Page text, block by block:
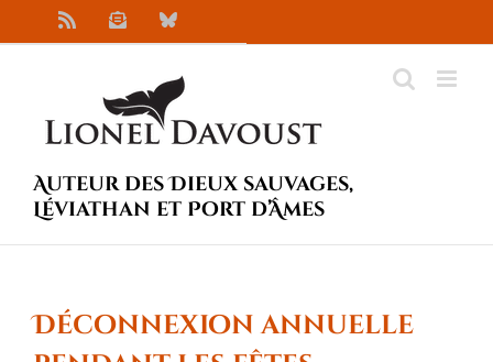
au
NewsletterBluesky
Auteur des Dieux sauvages,
Léviathan et Port d’Âmes
Déconnexion annuelle